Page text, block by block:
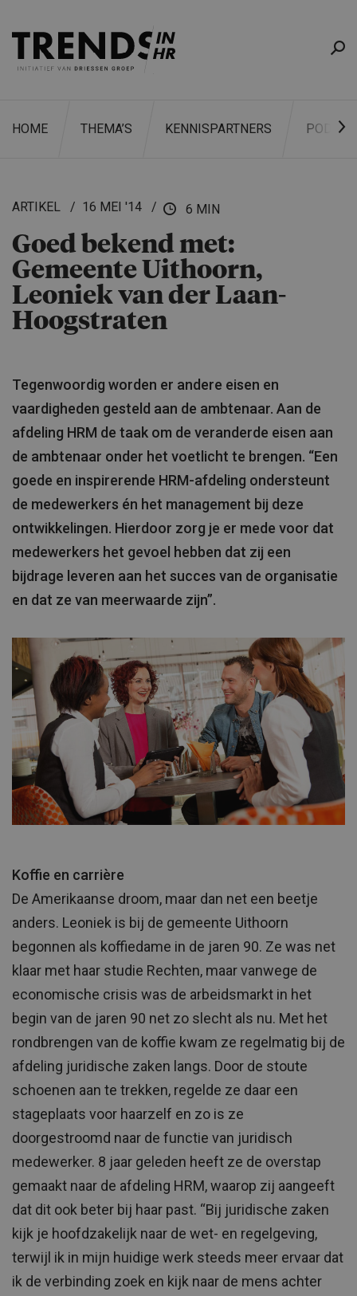
HOME THEMA’S KENNISPARTNERS
ARTIKEL 16 MEI '14 6 MIN
Goed bekend met:
Gemeente Uithoorn,
Leoniek van der Laan-
Hoogstraten
Tegenwoordig worden er andere eisen en
vaardigheden gesteld aan de ambtenaar. Aan de
afdeling HRM de taak om de veranderde eisen aan
de ambtenaar onder het voetlicht te brengen. “Een
goede en inspirerende HRM-afdeling ondersteunt
de medewerkers én het management bij deze
ontwikkelingen. Hierdoor zorg je er mede voor dat
medewerkers het gevoel hebben dat zij een
bijdrage leveren aan het succes van de organisatie
en dat ze van meerwaarde zijn”.
Koffie en carrière
De Amerikaanse droom, maar dan net een beetje
anders. Leoniek is bij de gemeente Uithoorn
begonnen als koffiedame in de jaren 90. Ze was net
klaar met haar studie Rechten, maar vanwege de
economische crisis was de arbeidsmarkt in het
begin van de jaren 90 net zo slecht als nu. Met het
rondbrengen van de koffie kwam ze regelmatig bij de
afdeling juridische zaken langs. Door de stoute
schoenen aan te trekken, regelde ze daar een
stageplaats voor haarzelf en zo is ze
doorgestroomd naar de functie van juridisch
medewerker. 8 jaar geleden heeft ze de overstap
gemaakt naar de afdeling HRM, waarop zij aangeeft
dat dit ook beter bij haar past. “Bij juridische zaken
kijk je hoofdzakelijk naar de wet- en regelgeving,
terwijl ik in mijn huidige werk steeds meer ervaar dat
ik de verbinding zoek en kijk naar de mens achter